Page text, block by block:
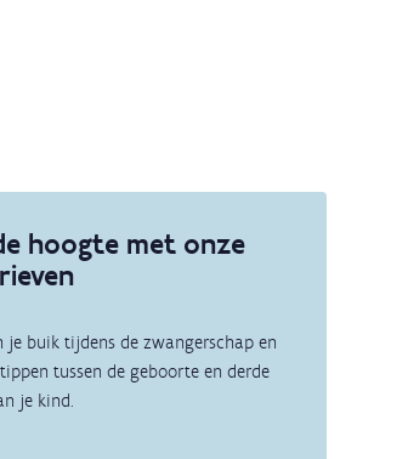
hoogte met onze
buik tijdens de zwangerschap en
tussen de geboorte en derde
je kind.